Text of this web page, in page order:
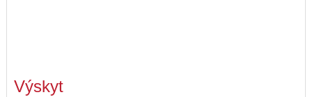
Výskyt